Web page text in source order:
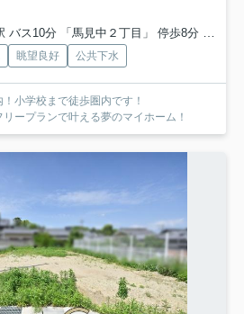
バス10分 「馬見中２丁目」 停歩8分
眺望良好 公共下水
小学校まで徒歩圏内です！
ープランで叶える夢のマイホーム！